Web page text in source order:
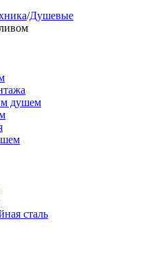
/Душевые
душем
сталь